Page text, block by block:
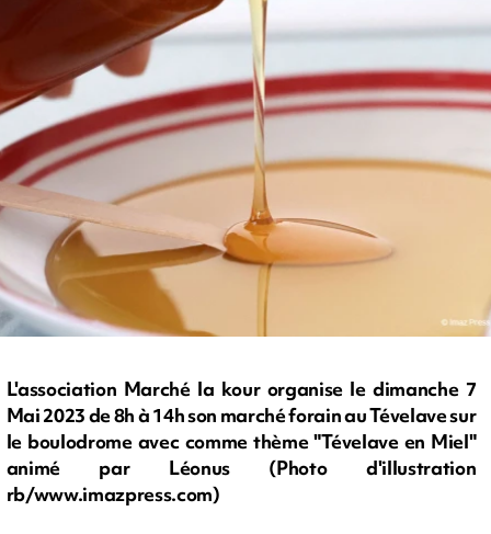
L'association Marché la kour organise le dimanche 7
Mai 2023 de 8h à 14h son marché forain au Tévelave sur
le boulodrome avec comme thème "Tévelave en Miel"
animé par Léonus (Photo d'illustration
rb/www.imazpress.com)